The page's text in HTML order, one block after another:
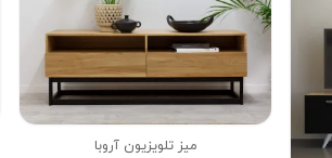
میز تلویزیون آروبا